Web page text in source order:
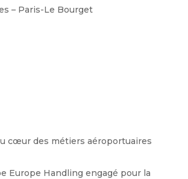
– Paris-Le Bourget
cœur des métiers aéroportuaires
Europe Handling engagé pour la